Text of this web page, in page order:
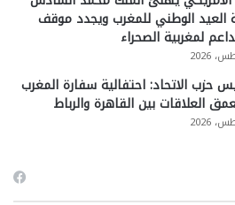
العيد الوطني للمغرب ويجدد موقف
لمغربية الصحراء
حزب الاتحاد: احتفالية سفارة المغرب
العلاقات بين القاهرة والرباط